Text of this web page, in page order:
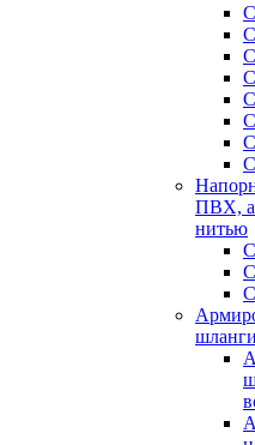
ПВХ,
нитью